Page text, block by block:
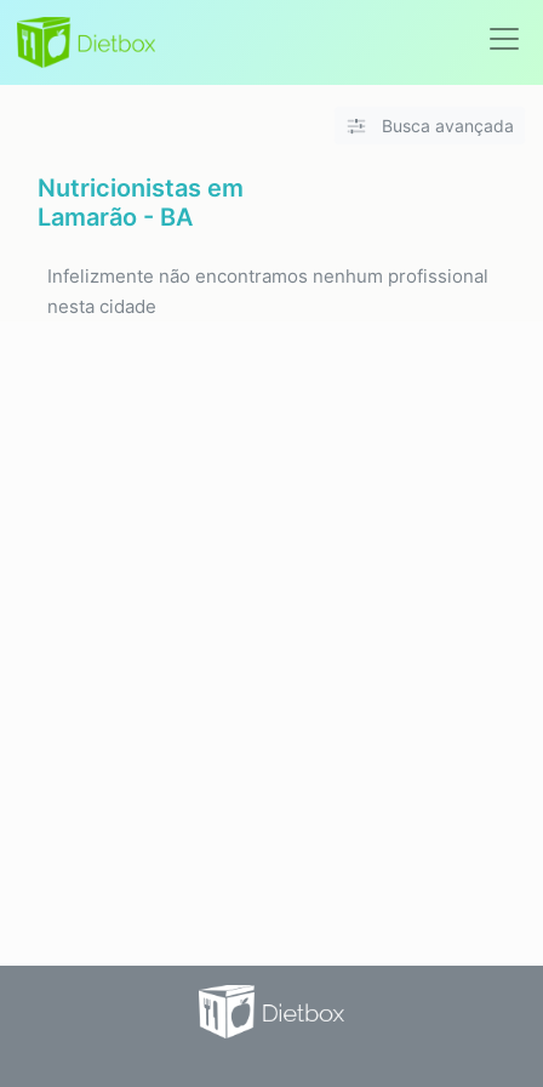
Busca avançada
Nutricionistas em
Lamarão - BA
Infelizmente não encontramos nenhum profissional
nesta cidade